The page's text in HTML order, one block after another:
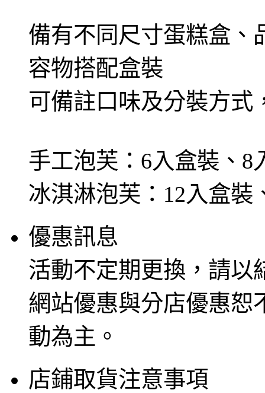
備有不同尺寸蛋糕盒、
容物搭配盒裝
可備註口味及分裝方式
手工泡芙：6入盒裝、8
冰淇淋泡芙：12入盒裝
優惠訊息
活動不定期更換，請以
網站優惠與分店優惠恕
動為主。
店鋪取貨注意事項